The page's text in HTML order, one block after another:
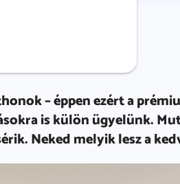
– éppen ezért a
is külön ügyelünk.
Neked melyik lesz a